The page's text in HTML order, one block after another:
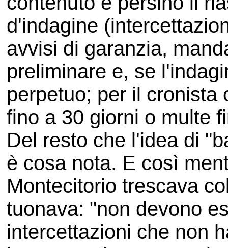
d'indagine
avvisi di garanzia,
preliminare e, se
perpetuo; per il cronista
fino a 30 giorni o multe
Del resto che l'idea di
è cosa nota. E così
Montecitorio trescava
tuonava: "non devono
intercettazioni che non